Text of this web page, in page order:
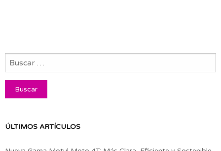
ÚLTIMOS ARTÍCULOS